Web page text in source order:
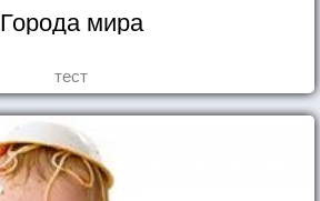
Города мира
тест